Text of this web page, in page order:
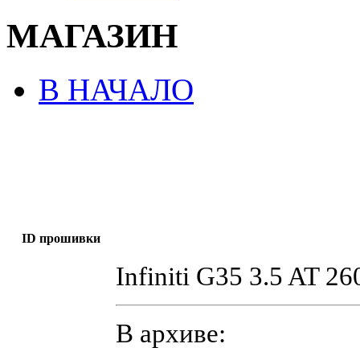
МАГАЗИН
В НАЧАЛО
ID прошивки
Infiniti G35 3.5 AT
В архиве: